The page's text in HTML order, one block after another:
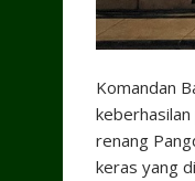
Komandan
renang
keras yang